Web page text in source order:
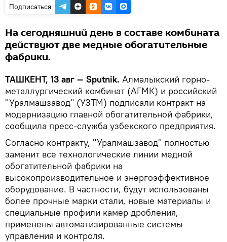
Подписаться
На сегодняшний день в составе комбината
действуют две медные обогатительные
фабрики.
ТАШКЕНТ, 13 авг — Sputnik. Алмалыкский горно-
металлургический комбинат (АГМК) и российский
"Уралмашзавод" (УЗТМ) подписали контракт на
модернизацию главной обогатительной фабрики,
сообщила пресс-служба узбекского предприятия.
Согласно контракту, "Уралмашзавод" полностью
заменит все технологические линии медной
обогатительной фабрики на
высокопроизводительное и энергоэффективное
оборудование. В частности, будут использованы
более прочные марки стали, новые материалы и
специальные профили камер дробления,
применены автоматизированные системы
управления и контроля.